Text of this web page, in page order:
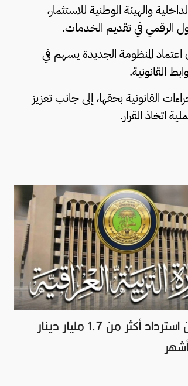
والهيئة الوطنية للاستثمار،
الرقمي في تقديم الخدمات.
اعتماد المنظومة الجديدة يسهم في
القانونية.
القانونية بحقها، إلى جانب تعزيز
اتخاذ القرار.
التربية تعلن استرداد أكثر من 1.7 مليار دينار